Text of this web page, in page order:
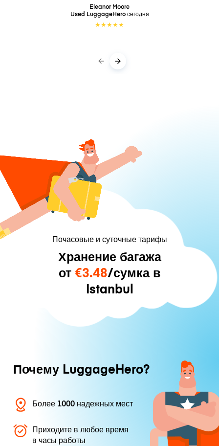
Eleanor Moore
Used LuggageHeroсегодня
★★★★★
Почасовые и суточные тарифы
Хранение багажа
от €3.48/сумка в
Istanbul
Почему LuggageHero?
Более 1000 надежных мест
Приходите в любое время
в часы работы